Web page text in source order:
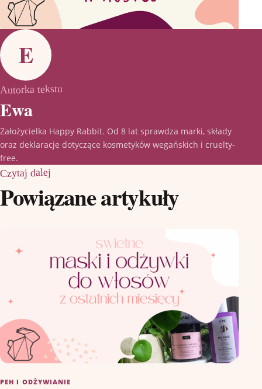
E
Autorka tekstu
Ewa
Założycielka Happy Rabbit. Od 8 lat sprawdza marki, składy
oraz deklaracje dotyczące kosmetyków wegańskich i cruelty-
free.
Czytaj dalej
Powiązane artykuły
PEH I ODŻYWIANIE